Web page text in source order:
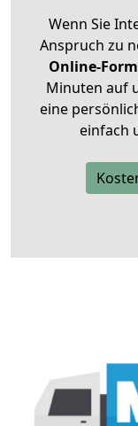
Wenn Sie
Anspruch zu
Online-
Minuten auf
eine
einfach